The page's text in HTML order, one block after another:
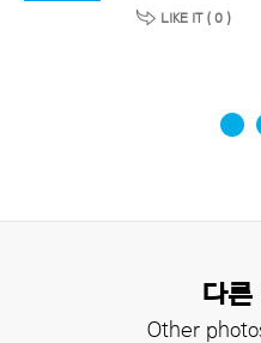
LIKE IT ( 0 )
다른
Other